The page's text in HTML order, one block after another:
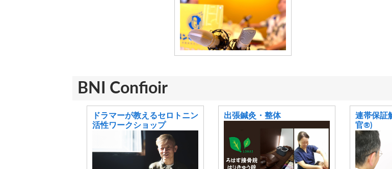
BNI Confioir
ドラマーが教えるセロトニン
活性ワークショップ
出張鍼灸・整体
連帯保証
官®)